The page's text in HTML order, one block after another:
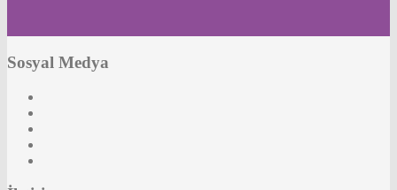
Sosyal Medya